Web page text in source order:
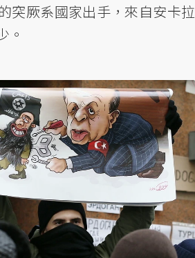
突厥系國家出手，來自安卡拉
。